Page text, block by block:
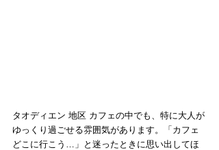
タオディエン 地区 カフェの中でも、特に大人が
ゆっくり過ごせる雰囲気があります。「カフェ
どこに行こう…」と迷ったときに思い出してほ